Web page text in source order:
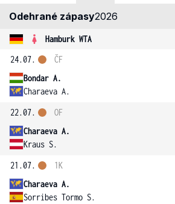
Odehrané zápasy2026
Hamburk WTA
24.07.
Bondar A.
Charaeva A.
ČF
22.07.
Charaeva A.
Kraus S.
OF
21.07.
Charaeva A.
Sorribes Tormo S.
1K